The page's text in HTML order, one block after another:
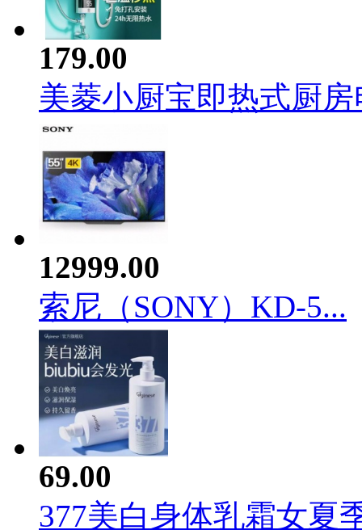
179.00
美菱小厨宝即热式厨房
12999.00
索尼（SONY）KD-5...
69.00
377美白身体乳霜女夏